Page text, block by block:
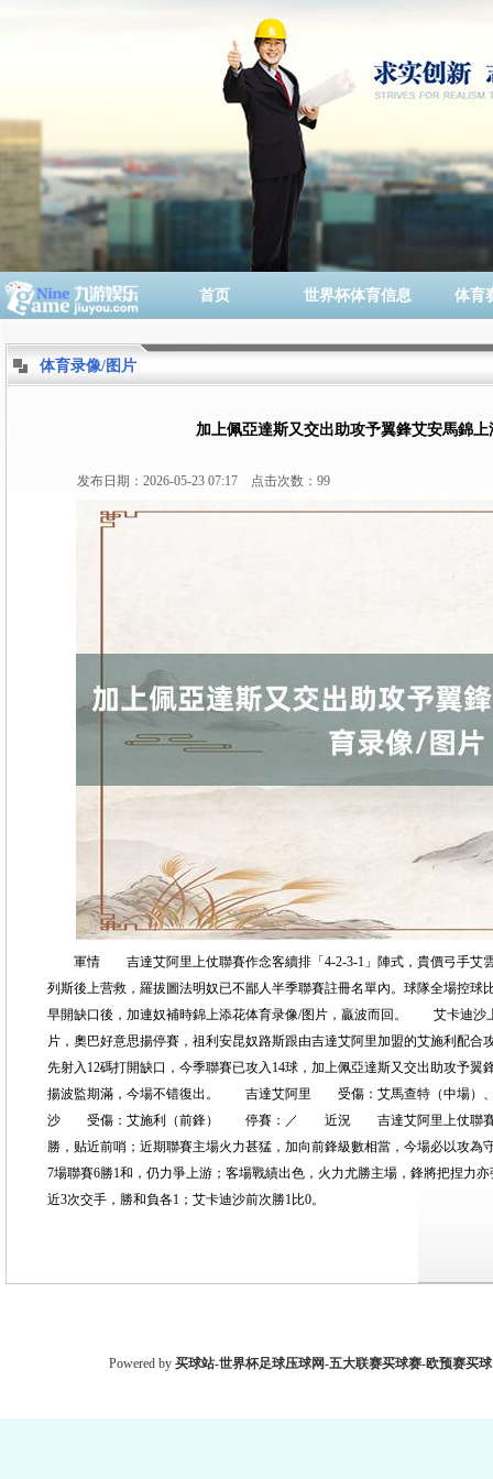
首页 世界杯体育信息 体育
体育录像/图片
加上佩亞達斯又交出助攻予翼鋒艾安馬錦
发布日期：2026-05-23 07:17 点击次数：99
軍情 吉達艾阿里上仗聯賽作念客續排「4-2-3-1」陣式，貴價弓手艾雲
列斯後上营救，羅拔圖法明奴已不鄙人半季聯賽註冊名單內。球隊全場控球
早開缺口後，加連奴補時錦上添花体育录像/图片，贏波而回。 艾卡迪沙
片，奧巴好意思揚停賽，祖利安昆奴路斯跟由吉達艾阿里加盟的艾施利配合
先射入12碼打開缺口，今季聯賽已攻入14球，加上佩亞達斯又交出助攻予翼
揚波監期滿，今場不错復出。 吉達艾阿里 受傷：艾馬查特（中場
沙 受傷：艾施利（前鋒） 停賽：／ 近況 吉達艾阿里上仗聯賽作
勝，贴近前哨；近期聯賽主場火力甚猛，加向前鋒級數相當，今場必以攻為
7場聯賽6勝1和，仍力爭上游；客場戰績出色，火力尤勝主場，鋒將把
近3次交手，勝和負各1；艾卡迪沙前次勝1比0。
Powered by 买球站-世界杯足球压球网-五大联赛买球赛-欧预赛买